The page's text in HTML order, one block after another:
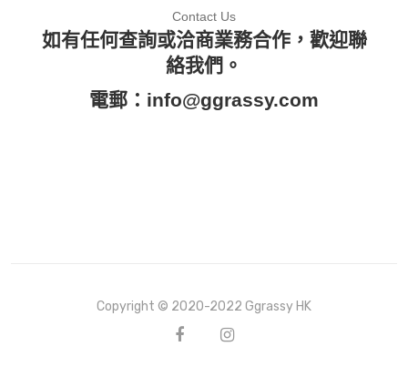
Contact Us
如有任何查詢或洽商業務合作，歡迎聯
絡我們。
電郵： info@ggrassy.com
Copyright © 2020-2022 Ggrassy HK